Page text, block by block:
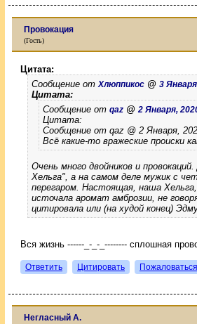
Провокация
(Гость)
Цитата:
Сообщение от Хлюппикос @ 3
Цитата:
Сообщение от qaz @ 2 Января,
Цитата:
Сообщение от qaz @ 2 Января,
Всё какие-то вражеские происки
Очень много двойников и
Хельга", а на самом деле мужик с
перегаром. Настоящая, наша
источала аромат амброзии, не
цитировала или (на худой конец)
Вся жизнь ------_-_-_-------- сплошная
Ответить Цитировать Пожаловаться
Негласный А.